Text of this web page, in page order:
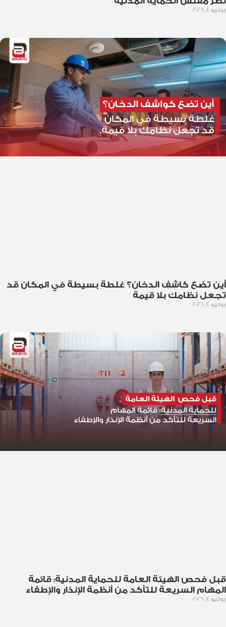
يوليو 4, 2026
أين تضع كاشف الدخان؟ غلطة بسيطة في المكان قد
تجعل نظامك بلا قيمة
يوليو 4, 2026
قبل فحص الهيئة العامة للحماية المدنية: قائمة
المهام السريعة للتأكد من أنظمة الإنذار والإطفاء
يوليو 4, 2026